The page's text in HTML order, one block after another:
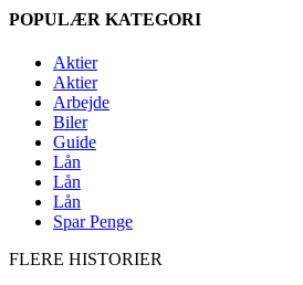
POPULÆR KATEGORI
Aktier
Aktier
Arbejde
Biler
Guide
Lån
Lån
Lån
Spar Penge
FLERE HISTORIER